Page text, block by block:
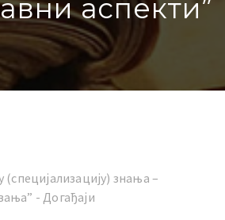
аспекти”
(специјализацију) знања –
- Догађаји